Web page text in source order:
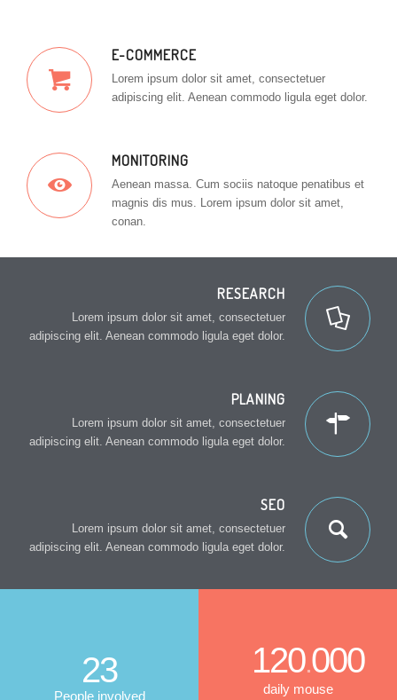
E-COMMERCE
Lorem ipsum dolor sit amet, consectetuer
adipiscing elit. Aenean commodo ligula eget dolor.
MONITORING
Aenean massa. Cum sociis natoque penatibus et
magnis dis mus. Lorem ipsum dolor sit amet,
conan.
RESEARCH
Lorem ipsum dolor sit amet, consectetuer
adipiscing elit. Aenean commodo ligula eget dolor.
PLANING
Lorem ipsum dolor sit amet, consectetuer
adipiscing elit. Aenean commodo ligula eget dolor.
SEO
Lorem ipsum dolor sit amet, consectetuer
adipiscing elit. Aenean commodo ligula eget dolor.
23
People involved
120.000
daily mouse